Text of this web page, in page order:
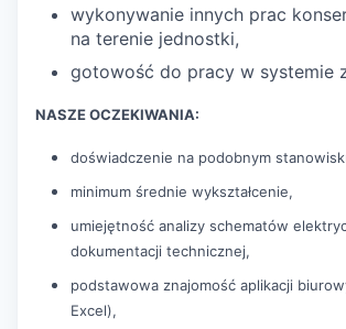
wykonywanie innych prac
na terenie jednostki,
gotowość do pracy w systemie
NASZE OCZEKIWANIA:
doświadczenie na podobnym
minimum średnie wykształcenie,
umiejętność analizy schematów
dokumentacji technicznej,
podstawowa znajomość aplikacji
Excel),